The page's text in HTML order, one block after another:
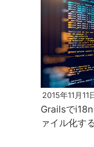
2015年11月11
Grailsで
ァイル化す